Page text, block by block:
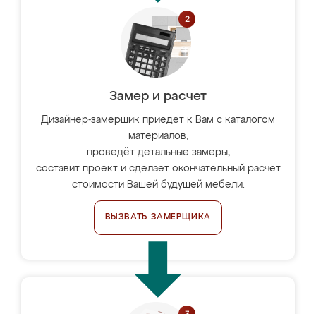
Замер и расчет
Дизайнер-замерщик приедет к Вам с каталогом
материалов,
проведёт детальные замеры,
составит проект и сделает окончательный расчёт
стоимости Вашей будущей мебели.
ВЫЗВАТЬ ЗАМЕРЩИКА